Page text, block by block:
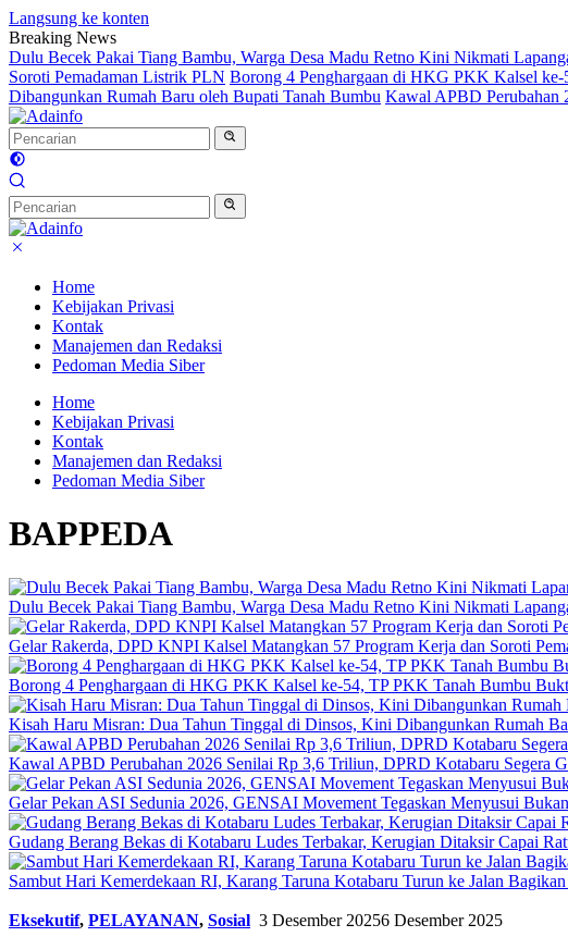
Langsung ke konten
Breaking News
Dulu Becek Pakai Tiang Bambu, Warga Desa Madu Retno Kini Nikmati
Soroti Pemadaman Listrik PLN Borong 4 Penghargaan di HKG PKK Kalsel
Dibangunkan Rumah Baru oleh Bupati Tanah Bumbu Kawal APBD Perubahan
Home
Kebijakan Privasi
Kontak
Manajemen dan Redaksi
Pedoman Media Siber
Home
Kebijakan Privasi
Kontak
Manajemen dan Redaksi
Pedoman Media Siber
BAPPEDA
Dulu Becek Pakai Tiang Bambu, Warga Desa Madu Retno Kini Nikmati
Gelar Rakerda, DPD KNPI Kalsel Matangkan 57 Program Kerja dan Soroti
Borong 4 Penghargaan di HKG PKK Kalsel ke-54, TP PKK Tanah Bumbu
Kisah Haru Misran: Dua Tahun Tinggal di Dinsos, Kini Dibangunkan Rumah
Kawal APBD Perubahan 2026 Senilai Rp 3,6 Triliun, DPRD Kotabaru Segera
Gelar Pekan ASI Sedunia 2026, GENSAI Movement Tegaskan Menyusui
Gudang Berang Bekas di Kotabaru Ludes Terbakar, Kerugian Ditaksir Capai
Sambut Hari Kemerdekaan RI, Karang Taruna Kotabaru Turun ke Jalan
Eksekutif, PELAYANAN, Sosial 3 Desember 20256 Desember 2025